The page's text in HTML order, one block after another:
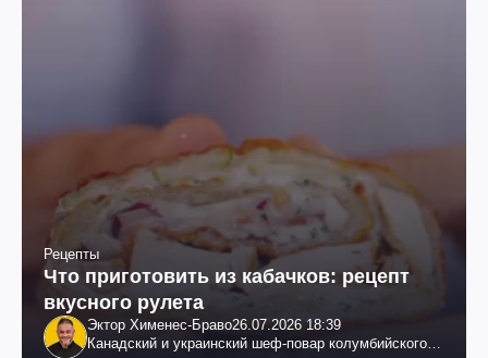
Рецепты
Что приготовить из кабачков: рецепт
вкусного рулета
Эктор Хименес-Браво26.07.2026 18:39
Канадский и украинский шеф-повар колумбийского